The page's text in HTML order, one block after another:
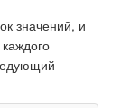
значений, и